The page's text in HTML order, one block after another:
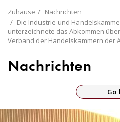
Zuhause
Nachrichten
Die Industrie-und
unterzeichnete das Abkommen
Verband der Handelskammern der
Nachrichten
Go